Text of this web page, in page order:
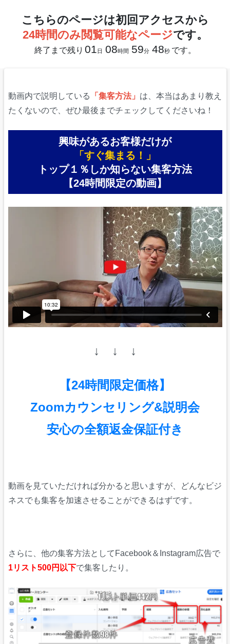
こちらのページは初回アクセスから
24時間のみ閲覧可能なページです。
終了まで残り 01日 08時間 59分 45秒 です。
動画内で説明している 「集客方法」 は、本当はあまり教え
たくないので、ぜひ最後までチェックしてくださいね！
興味があるお客様だけが
「すぐ集まる！」
トップ１％しか知らない集客方法
【24時間限定の動画】
↓ ↓ ↓
【24時間限定価格】
Zoomカウンセリング&説明会
安心の全額返金保証付き
動画を見ていただければ分かると思いますが、どんなビジ
ネスでも集客を加速させることができるはずです。
さらに、他の集客方法としてFacebook＆Instagram広告で
1リスト500円以下で集客したり。